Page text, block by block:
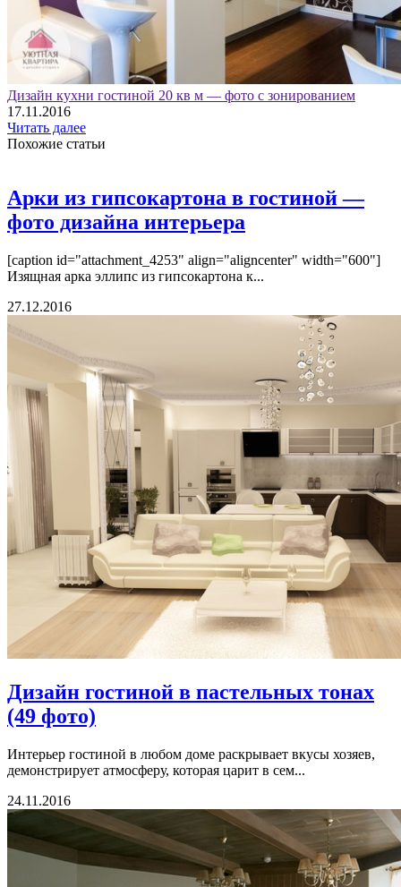
Дизайн кухни гостиной 20 кв м — фото с зонированием
17.11.2016
Читать далее
Похожие статьи
Арки из гипсокартона в гостиной —
фото дизайна интерьера
[caption id="attachment_4253" align="aligncenter" width="600"]
Изящная арка эллипс из гипсокартона к...
27.12.2016
Дизайн гостиной в пастельных тонах
(49 фото)
Интерьер гостиной в любом доме раскрывает вкусы хозяев,
демонстрирует атмосферу, которая царит в сем...
24.11.2016